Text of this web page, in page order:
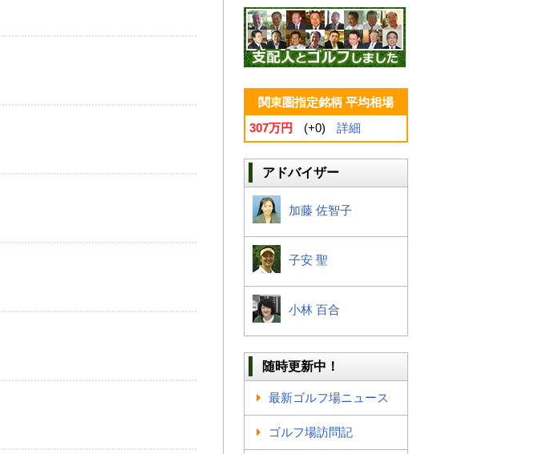
関東圏指定銘柄 平均相場
307万円
(+0) 詳細
アドバイザー
加藤 佐智子
子安 聖
小林 百合
随時更新中！
最新ゴルフ場ニュース
ゴルフ場訪問記